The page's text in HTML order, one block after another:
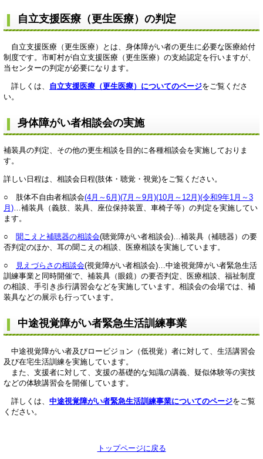
自立支援医療（更生医療）の判定
自立支援医療（更生医療）とは、身体障がい者の更生に必要な医療給付
制度です。市町村が自立支援医療（更生医療）の支給認定を行いますが、
当センターの判定が必要になります。
詳しくは、 自立支援医療（更生医療）についてのページをご覧くださ
い。
身体障がい者相談会の実施
補装具の判定、その他の更生相談を目的に各種相談会を実施しておりま
す。
詳しい日程は、相談会日程(肢体・聴覚・視覚)をご覧ください。
○ 肢体不自由者相談会(4月～6月)(7月～9月)(10月～12月)(令和9年1月～3
月)…補装具（義肢、装具、座位保持装置、車椅子等）の判定を実施してい
ます。
○ 聞こえと補聴器の相談会(聴覚障がい者相談会)…補装具（補聴器）の要
否判定のほか、耳の聞こえの相談、医療相談を実施しています。
○ 見えづらさの相談会(視覚障がい者相談会)…中途視覚障がい者緊急生活
訓練事業と同時開催で、補装具（眼鏡）の要否判定、医療相談、福祉制度
の相談、手引き歩行講習会などを実施しています。相談会の会場では、補
装具などの展示も行っています。
中途視覚障がい者緊急生活訓練事業
中途視覚障がい者及びロービジョン（低視覚）者に対して、生活講習会
及び在宅生活訓練を実施しています。
また、支援者に対して、支援の基礎的な知識の講義、疑似体験等の実技
などの体験講習会を開催しています。
詳しくは、 中途視覚障がい者緊急生活訓練事業についてのページをご覧
ください。
トップページに戻る